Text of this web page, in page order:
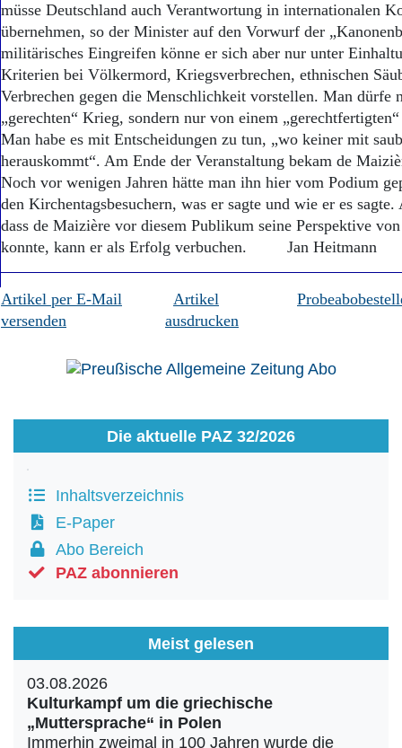
müsse Deutschland auch Verantwortung in internationalen
übernehmen, so der Minister auf den Vorwurf der
militärisches Eingreifen könne er sich aber nur unter
Kriterien bei Völkermord, Kriegsverbrechen, ethnischen
Verbrechen gegen die Menschlichkeit vorstellen. Man dürfe
„gerechten“ Krieg, sondern nur von einem
Man habe es mit Entscheidungen zu tun, „wo keiner mit
herauskommt“. Am Ende der Veranstaltung bekam de
Noch vor wenigen Jahren hätte man ihn hier vom Podium
den Kirchentagsbesuchern, was er sagte und wie er es
dass de Maizière vor diesem Publikum seine Perspektive
konnte, kann er als Erfolg verbuchen. Jan Heitmann
Artikel per E-Mail
versenden
Artikel
ausdrucken
Die aktuelle PAZ 32/2026
Inhaltsverzeichnis
E-Paper
Abo Bereich
PAZ abonnieren
Meist gelesen
03.08.2026
Kulturkampf um die griechische
„Muttersprache“ in Polen
Immerhin zweimal in 100 Jahren wurde die